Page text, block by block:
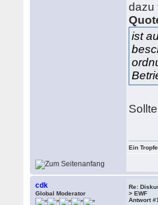
dazu
ist
Ein
cdk
Global Moderator
Re:
> EWF
Antwort